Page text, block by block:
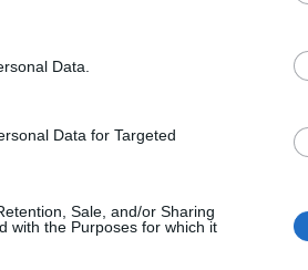
Data.
Data for Targeted
Sale, and/or Sharing
with the Purposes for which it
pięści przeważnie.
może pomóc. ?